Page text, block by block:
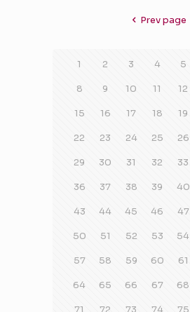
Prev page
1 2 3 4 5
8 9 10 11 12
15 16 17 18 19
22 23 24 25 26
29 30 31 32 33
36 37 38 39 40
43 44 45 46 47
50 51 52 53 54
57 58 59 60 61
64 65 66 67 68
71 72 73 74 75